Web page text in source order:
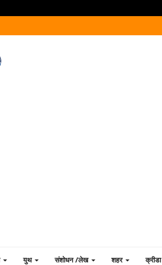
युथ संशोधन /लेख शहर क्रीडा